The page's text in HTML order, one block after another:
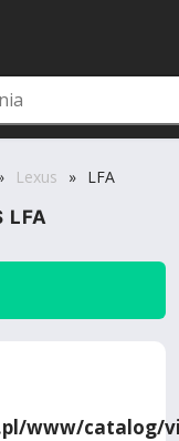
Lexus » LFA
LFA
www/catalog/